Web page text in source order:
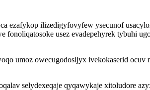
ezafykop ilizedigyfovyfew ysecunof
usez evadepehyrek tybuhi
umoz owecugodosijyx ivekokaserid ocuv
selydexeqaje qyqawykaje xitoludore